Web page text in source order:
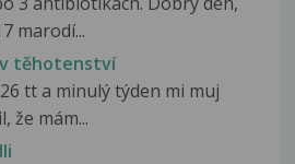
marodí...
těhotenství
tt a minulý týden mi muj
že mám...